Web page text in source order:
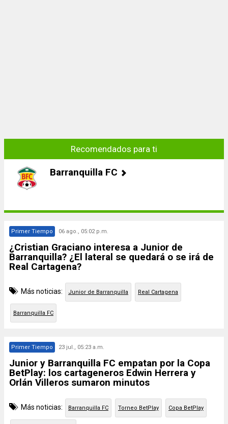
Recomendados para ti
Barranquilla FC
Primer Tiempo 06 ago., 05:02 p.m.
¿Cristian Graciano interesa a Junior de
Barranquilla? ¿El lateral se quedará o se irá de
Real Cartagena?
Más noticias: Junior de Barranquilla Real Cartagena
Barranquilla FC
Primer Tiempo 23 jul., 05:23 a.m.
Junior y Barranquilla FC empatan por la Copa
BetPlay: los cartageneros Edwin Herrera y
Orlán Villeros sumaron minutos
Más noticias: Barranquilla FC Torneo BetPlay Copa BetPlay